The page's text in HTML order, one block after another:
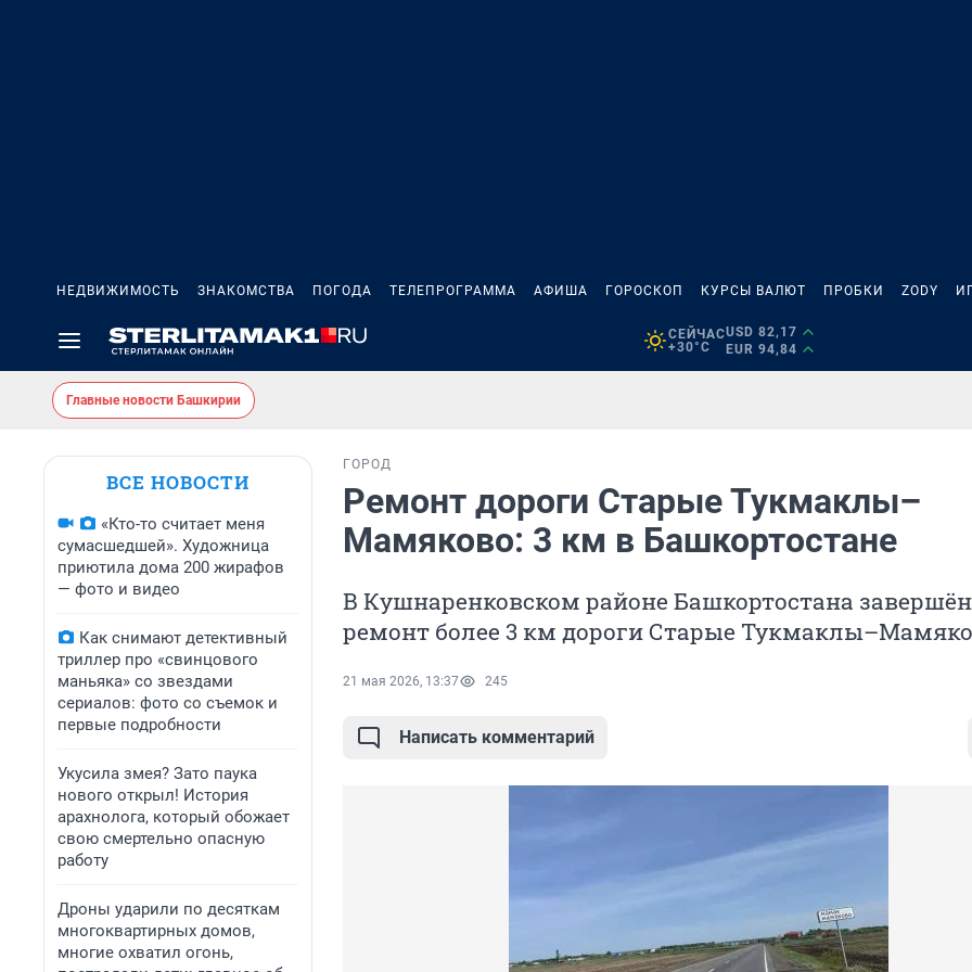
НЕДВИЖИМОСТЬ ЗНАКОМСТВА ПОГОДА ТЕЛЕПРОГРАММА АФИША ГОРОСКОП КУРСЫ ВАЛЮТ ПРОБКИ ZODY
СЕЙЧАС
+30°C
USD 82,17
EUR 94,84
Главные новости Башкирии
ВСЕ НОВОСТИ
«Кто-то считает меня
сумасшедшей». Художница
приютила дома 200 жирафов
— фото и видео
Как снимают детективный
триллер про «свинцового
маньяка» со звездами
сериалов: фото со съемок и
первые подробности
Укусила змея? Зато паука
нового открыл! История
арахнолога, который обожает
свою смертельно опасную
работу
Дроны ударили по десяткам
многоквартирных домов,
многие охватил огонь,
ГОРОД
Ремонт дороги Старые Тукмаклы–
Мамяково: 3 км в Башкортостане
В Кушнаренковском районе Башкортостана завершён
ремонт более 3 км дороги Старые
21 мая 2026, 13:37 245
Написать комментарий